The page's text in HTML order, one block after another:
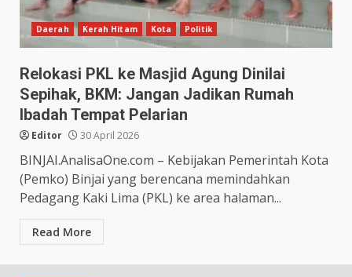
Daerah Kerah Hitam Kota Politik
Relokasi PKL ke Masjid Agung Dinilai
Sepihak, BKM: Jangan Jadikan Rumah
Ibadah Tempat Pelarian
Editor 30 April 2026
BINJAI.AnalisaOne.com – Kebijakan Pemerintah Kota
(Pemko) Binjai yang berencana memindahkan
Pedagang Kaki Lima (PKL) ke area halaman...
Read More